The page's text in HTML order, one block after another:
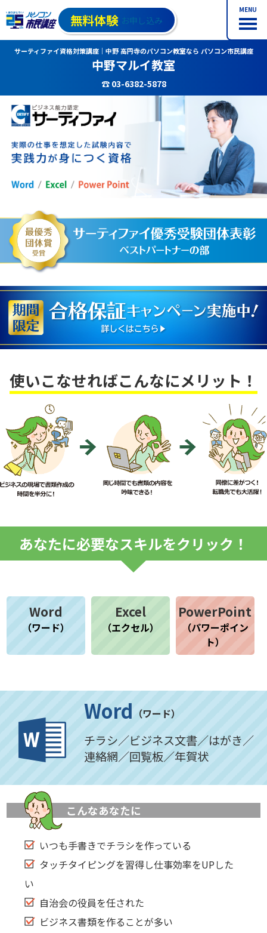
MENU
無料体験 お申し込み
サーティファイ資格対策講座｜中野 高円寺のパソコン教室なら パソコン市民講座
中野マルイ教室
☎ 03-6382-5878
使いこなせればこんなにメリット！
あなたに必要なスキルをクリック！
Word
（ワード）
Excel
（エクセル）
PowerPoint
（パワーポイン
ト）
Word （ワード）
チラシ／ビジネス文書／はがき／
連絡網／回覧板／年賀状
こんなあなたに
いつも手書きでチラシを作っている
タッチタイピングを習得し仕事効率をUPした
い
自治会の役員を任された
ビジネス書類を作ることが多い